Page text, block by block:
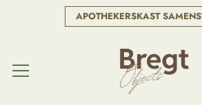
APOTHEKERSKAST